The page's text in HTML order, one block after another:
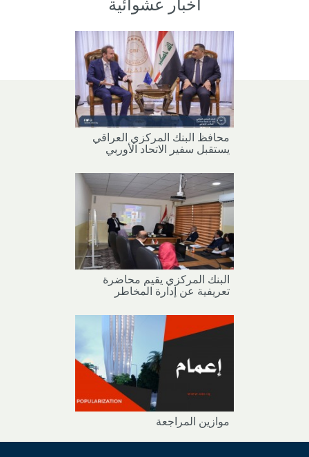
أخبار عشوائية
محافظ البنك المركزي العراقي
يستقبل سفير الاتحاد الأوربي
​​​​​​​البنك المركزي يقيم محاضرة
تعريفية عن إدارة المخاطر
موازين المراجعة